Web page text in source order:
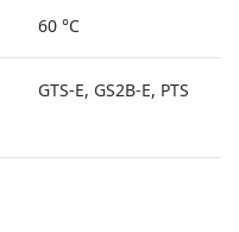
60 °C
GTS-E, GS2B-E, PTS